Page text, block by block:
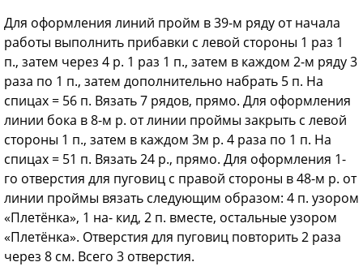
Для оформления линий пройм в 39-м ряду от начала
работы выполнить прибавки с левой стороны 1 раз 1
п., затем через 4 р. 1 раз 1 п., затем в каждом 2-м ряду 3
раза по 1 п., затем дополнительно набрать 5 п. На
спицах = 56 п. Вязать 7 рядов, прямо. Для оформления
линии бока в 8-м р. от линии проймы закрыть с левой
стороны 1 п., затем в каждом 3м р. 4 раза по 1 п. На
спицах = 51 п. Вязать 24 р., прямо. Для оформления 1-
го отверстия для пуговиц с правой стороны в 48-м р. от
линии проймы вязать следующим образом: 4 п. узором
«Плетёнка», 1 на- кид, 2 п. вместе, остальные узором
«Плетёнка». Отверстия для пуговиц повторить 2 раза
через 8 см. Всего 3 отверстия.